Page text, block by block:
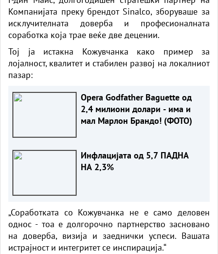
Компанијата преку брендот Sinalco, зборуваше за
исклучителната доверба и професионалната
соработка која трае веќе две децении.
Тој ја истакна Кожувчанка како пример за
лојалност, квалитет и стабилен развој на локалниот
пазар:
Opera Godfather Baguette од
2,4 милиони долари - има и
мал Марлон Брандо! (ФОТО)
Инфлацијата од 5,7 ПАДНА
НА 2,3%
„Соработката со Кожувчанка не е само деловен
однос - тоа е долгорочно партнерство засновано
на доверба, визија и заеднички успеси. Вашата
истрајност и интегритет се инспирација.“